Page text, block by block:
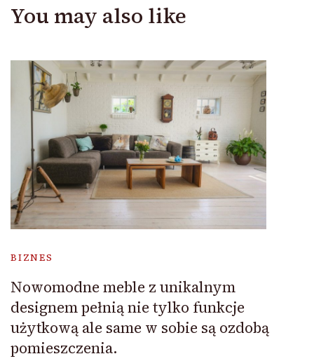
You may also like
BIZNES
Nowomodne meble z unikalnym
designem pełnią nie tylko funkcje
użytkową ale same w sobie są ozdobą
pomieszczenia.